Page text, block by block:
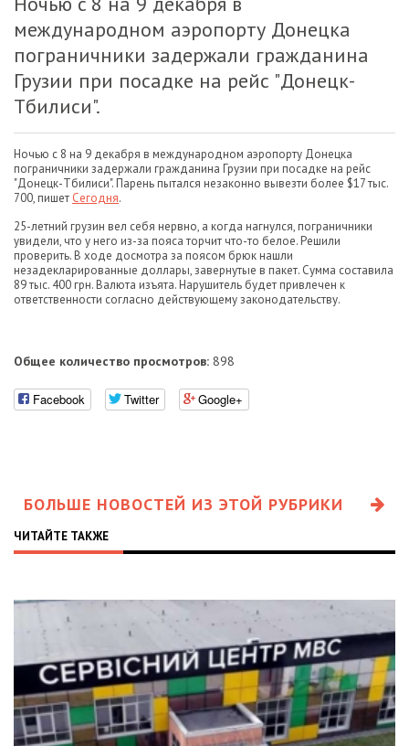
международном аэропорту Донецка
пограничники задержали гражданина
Грузии при посадке на рейс "Донецк-
Тбилиси".
Ночью с 8 на 9 декабря в международном аэропорту Донецка
пограничники задержали гражданина Грузии при посадке на рейс
"Донецк-Тбилиси". Парень пытался незаконно вывезти более $17 тыс.
700, пишет Сегодня.
25-летний грузин вел себя нервно, а когда нагнулся, пограничники
увидели, что у него из-за пояса торчит что-то белое. Решили
проверить. В ходе досмотра за поясом брюк нашли
незадекларированные доллары, завернутые в пакет. Сумма составила
89 тыс. 400 грн. Валюта изъята. Нарушитель будет привлечен к
ответственности согласно действующему законодательству.
Общее количество просмотров: 898
Facebook Twitter Google+
БОЛЬШЕ НОВОСТЕЙ ИЗ ЭТОЙ РУБРИКИ
ЧИТАЙТЕ ТАКЖЕ